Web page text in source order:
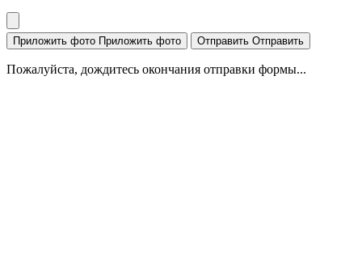
Приложить фото Приложить фото Отправить Отправить
Пожалуйста, дождитесь окончания отправки формы...